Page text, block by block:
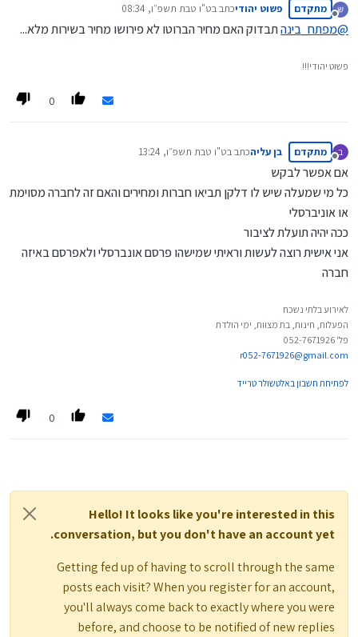
סכום ההנחה: 163.97 ₪
מחיר נטו דלק (אחרי הנחה, לפני מע״מ): 381.89 ₪
כלומר: חסכת בערך 30% על הדלק ביחס למחיר הברוטו בתחנה. מנותק
מתקדם פשוט יהודיכתב בט"ו טבת תשפ״ו, 08:34
נערך לאחרונה על ידי
@מפתח_בינהתבדוק האם מחיר הברוטו לא פירושו מחיר בשירות מלא...
פשוט יהודי!!!
0
ב
מנותק
מתקדם בן עליהכתב בט"ו טבת תשפ״ו, 13:24
נערך לאחרונה על ידי
אם אפשר לבקש
כל מי שמעלה שיש לו דלקן תביאו חברות ומחירים והאם זה לחברה מסוימת
או אוניברסלי
ככה יהיה תועלת לציבור
אני אישית רוצה לעשות וראיתי שמישהו פרסם אונברסלי ולאפרסם באיזה
חברה
לאירוע בלתי נשכח
הפעלות, חינות, בת מצוות, ימי הולדת
פל' 052-7671926
r052-7671926@gmail.com
לפתיחת חשבון באלטשולר טרייד
0
Hello! It looks like you're interested in this
conversation, but you don't have an account yet.
Getting fed up of having to scroll through the same
posts each visit? When you register for an account,
you'll always come back to exactly where you were
before, and choose to be notified of new replies